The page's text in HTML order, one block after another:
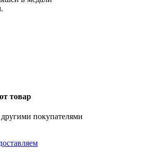
товар
покупателями